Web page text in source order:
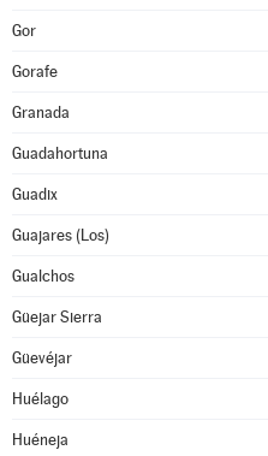
Gor
Gorafe
Granada
Guadahortuna
Guadix
Guajares (Los)
Gualchos
Güejar Sierra
Güevéjar
Huélago
Huéneja